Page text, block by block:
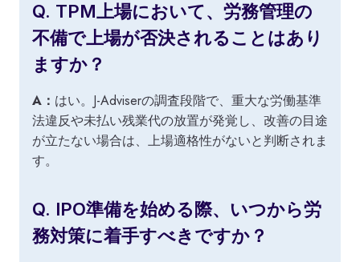
Q. TPM上場において、労務管理の
不備で上場が否決されることはあり
ますか？
A： はい。J-Adviserの調査段階で、重大な労働基準
法違反や未払い残業代の放置が発覚し、改善の目途
が立たない場合は、上場適格性がないと判断されま
す。
Q. IPO準備を始める際、いつから労
務対策に着手すべきですか？